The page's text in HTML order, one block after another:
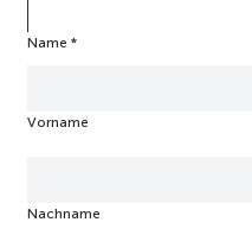
Name *
Vorname
Nachname
V
s
f